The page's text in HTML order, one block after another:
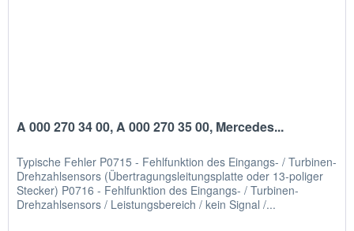
A 000 270 34 00, A 000 270 35 00, Mercedes...
Typische Fehler P0715 - Fehlfunktion des Eingangs- / Turbinen-
Drehzahlsensors (Übertragungsleitungsplatte oder 13-poliger
Stecker) P0716 - Fehlfunktion des Eingangs- / Turbinen-
Drehzahlsensors / Leistungsbereich / kein Signal /...